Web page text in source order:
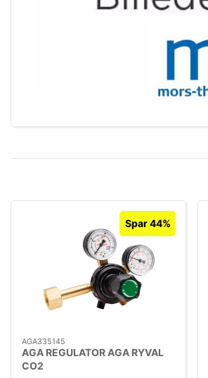
Spar 44%
AGA335145
AGA REGULATOR AGA RYVAL
CO2